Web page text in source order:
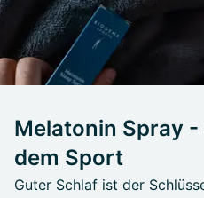
Melatonin Spray
dem Sport
Guter Schlaf ist der